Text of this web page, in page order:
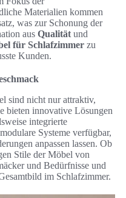
Materialien kommen
was zur Schonung der
aus Qualität und
für Schlafzimmer zu
Kunden.
sind nicht nur attraktiv,
bieten innovative Lösungen
integrierte
Systeme verfügbar,
anpassen lassen. Ob
Stile der Möbel von
und Bedürfnisse und
im Schlafzimmer.